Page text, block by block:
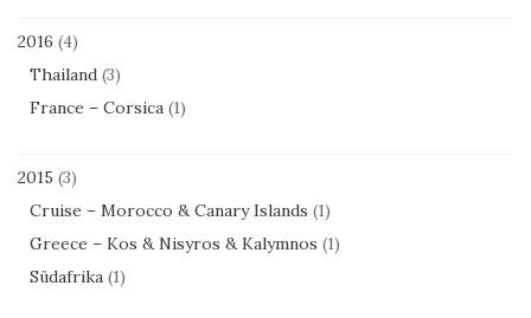
2016 (4)
Thailand (3)
France – Corsica (1)
2015 (3)
Cruise – Morocco & Canary Islands (1)
Greece – Kos & Nisyros & Kalymnos (1)
Südafrika (1)